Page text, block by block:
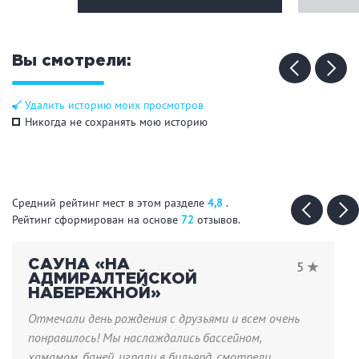
ПРИМЕНИТЬ ФИЛЬТРЫ ЗАКРЫТЬ
Вы смотрели:
Удалить историю моих просмотров
Никогда не сохранять мою историю
Средний рейтинг мест в этом разделе 4,8 .
Рейтинг сформирован на основе 72 отзывов.
САУНА «НА
АДМИРАЛТЕЙСКОЙ
НАБЕРЕЖНОЙ»
5 ★
Отмечали день рождения с друзьями и всем очень
понравилось! Мы наслаждались бассейном,